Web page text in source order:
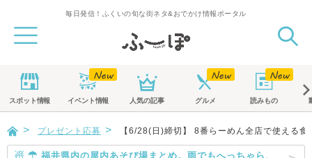
毎日発信！ふくいの旬な街ネタ&おでかけ情報ポータル
スポット情報 イベント情報 人気の記事 グルメ 読みもの
プレゼント応募 【6/28(日)締切】 8番らーめん全店で使える
☃ ☂ 福井県内の屋内あそび場まとめ。雨でもへっちゃら、